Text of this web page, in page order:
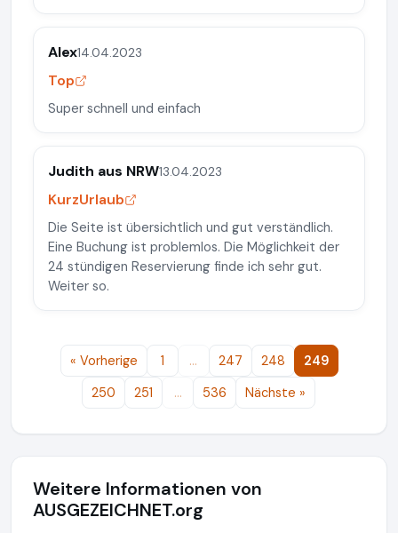
Alex14.04.2023
Top
Super schnell und einfach
Judith aus NRW13.04.2023
KurzUrlaub
Die Seite ist übersichtlich und gut verständlich.
Eine Buchung ist problemlos. Die Möglichkeit der
24 stündigen Reservierung finde ich sehr gut.
Weiter so.
« Vorherige 1 … 247 248
249
250
251 … 536 Nächste »
Weitere Informationen von
AUSGEZEICHNET.org